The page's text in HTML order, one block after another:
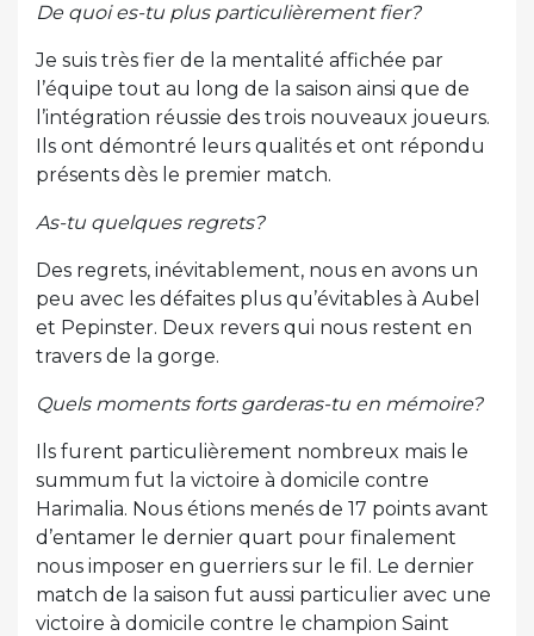
De quoi es-tu plus particulièrement fier?
Je suis très fier de la mentalité affichée par
l’équipe tout au long de la saison ainsi que de
l’intégration réussie des trois nouveaux joueurs.
Ils ont démontré leurs qualités et ont répondu
présents dès le premier match.
As-tu quelques regrets?
Des regrets, inévitablement, nous en avons un
peu avec les défaites plus qu’évitables à Aubel
et Pepinster. Deux revers qui nous restent en
travers de la gorge.
Quels moments forts garderas-tu en mémoire?
Ils furent particulièrement nombreux mais le
summum fut la victoire à domicile contre
Harimalia. Nous étions menés de 17 points avant
d’entamer le dernier quart pour finalement
nous imposer en guerriers sur le fil. Le dernier
match de la saison fut aussi particulier avec une
victoire à domicile contre le champion Saint